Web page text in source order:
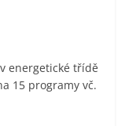
energetické třídě
15 programy vč.